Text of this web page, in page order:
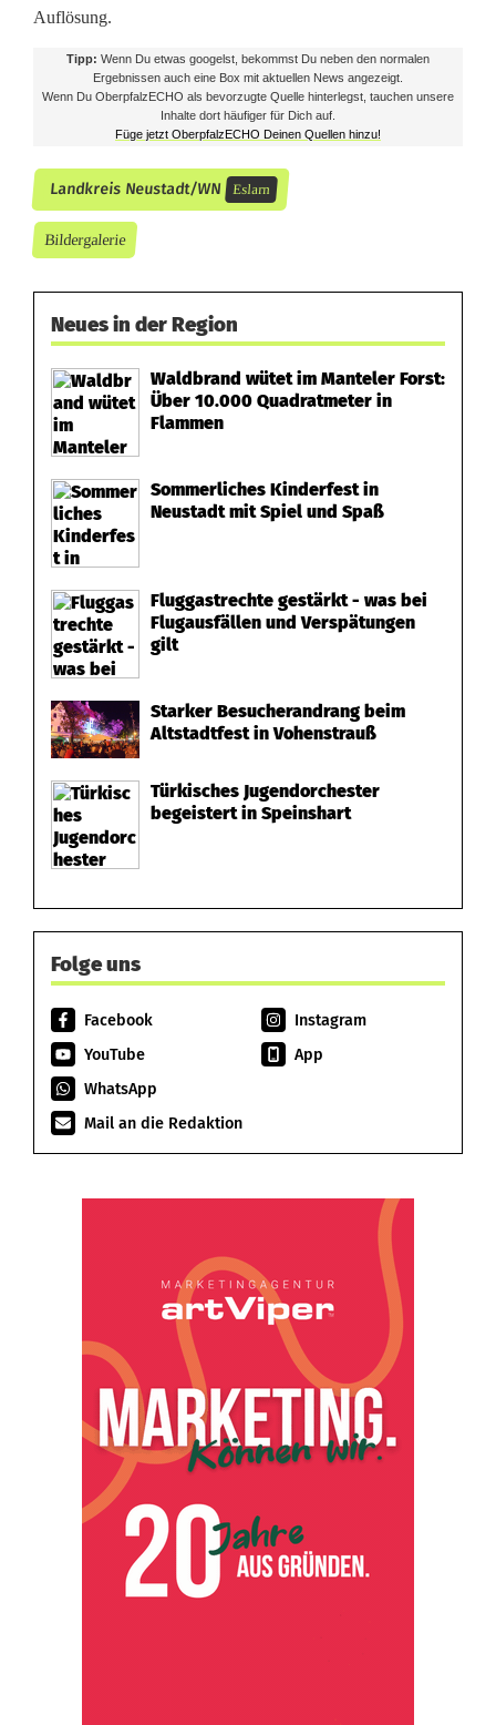
Auflösung.
Tipp: Wenn Du etwas googelst, bekommst Du neben den normalen
Ergebnissen auch eine Box mit aktuellen News angezeigt.
Wenn Du OberpfalzECHO als bevorzugte Quelle hinterlegst, tauchen unsere
Inhalte dort häufiger für Dich auf.
Füge jetzt OberpfalzECHO Deinen Quellen hinzu!
Landkreis Neustadt/WN Eslarn
Bildergalerie
Neues in der Region
Waldbrand wütet im Manteler Forst:
Über 10.000 Quadratmeter in
Flammen
Sommerliches Kinderfest in
Neustadt mit Spiel und Spaß
Fluggastrechte gestärkt - was bei
Flugausfällen und Verspätungen
gilt
Starker Besucherandrang beim
Altstadtfest in Vohenstrauß
Türkisches Jugendorchester
begeistert in Speinshart
Folge uns
Facebook
Instagram
YouTube
App
WhatsApp
Mail an die Redaktion